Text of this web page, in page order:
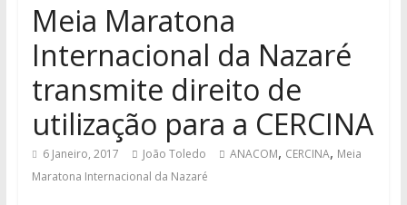
Meia Maratona
Internacional da Nazaré
transmite direito de
utilização para a CERCINA
6 Janeiro, 2017 João Toledo ANACOM, CERCINA, Meia
Maratona Internacional da Nazaré